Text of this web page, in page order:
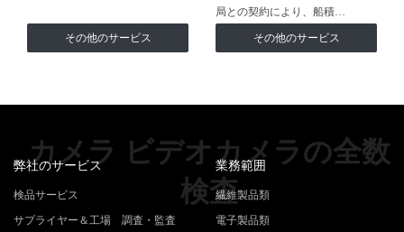
その他のサービス
局との契約により、船積…
その他のサービス
カメラ ビデオカメラの全数
検査
弊社のサービス
検品サービス
サプライヤー＆工場 調査・監査
業務範囲
繊維製品類
電子製品類